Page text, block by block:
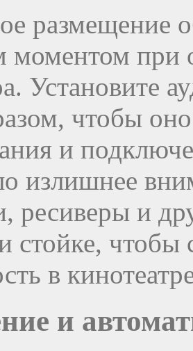
размещение
при
Установите
чтобы
и
излишнее
ресиверы и
стойке, чтобы
в
и